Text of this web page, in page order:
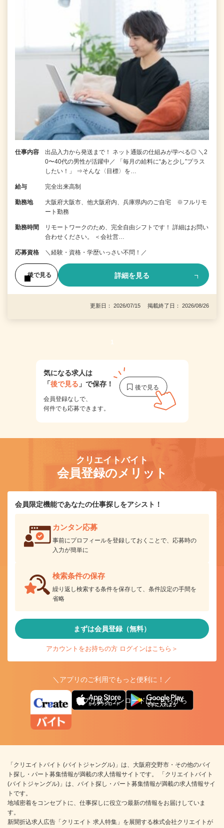
仕事内容
出品入力から発送まで！ ネット通販の仕組みが学べる◎ ＼2
0〜40代の男性が活躍中／ 「毎月の給料に“あと少し”プラス
したい！」 ⇒そんな〈目標〉を…
給与 完全出来高制
勤務地
大阪府大阪市、他大阪府内、兵庫県内のご自宅 ※フルリモ
ート勤務
勤務時間
リモートワークのため、完全自由シフトです！ 詳細はお問い
合わせください。 ＜会社営…
応募資格 ＼経験・資格・学歴いっさい不問！／
後で見る 詳細を見る
更新日： 2026/07/15 掲載終了日： 2026/08/26
1
気になる求人は
「後で見る 」で保存！
会員登録なしで、
何件でも応募できます。
クリエイトバイト
会員登録のメリット
会員限定機能であなたの仕事探しをアシスト！
カンタン応募
事前にプロフィールを登録しておくことで、応募時の
入力が簡単に
検索条件の保存
繰り返し検索する条件を保存して、条件設定の手間を
省略
まずは会員登録（無料）
アカウントをお持ちの方 ログインはこちら＞
＼アプリのご利用でもっと便利に！／
アプリ版ダウンロードはこちらから
「クリエイトバイト (バイトジャングル)」は、大阪府交野市・その他のバイ
ト探し・パート募集情報が満載の求人情報サイトです。 「クリエイトバイト
(バイトジャングル)」は、バイト探し・パート募集情報が満載の求人情報サイ
トです。
地域密着をコンセプトに、仕事探しに役立つ最新の情報をお届けしていま
す。
新聞折込求人広告「クリエイト 求人特集」を展開する株式会社クリエイトが